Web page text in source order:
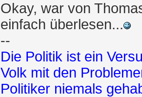
Okay, war von
einfach überlesen...
--
Die Politik ist ein
Volk mit den
Politiker niemals